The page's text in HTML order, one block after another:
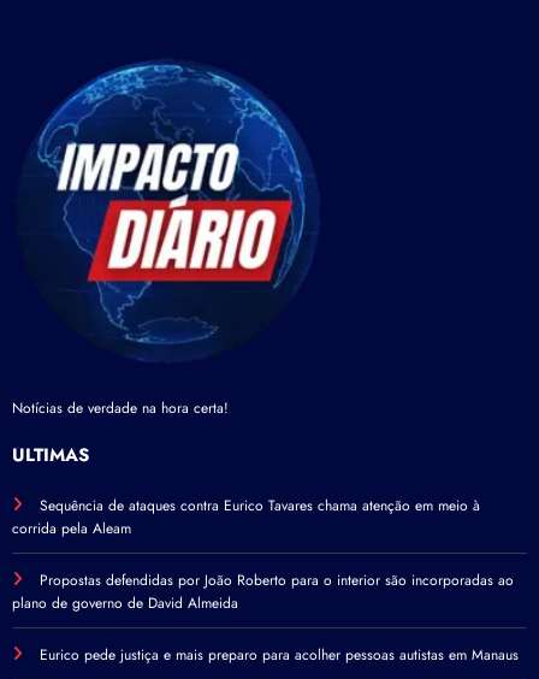
Notícias de verdade na hora certa!
ÚLTIMAS
Sequência de ataques contra Eurico Tavares chama atenção em meio à
corrida pela Aleam
Propostas defendidas por João Roberto para o interior são incorporadas ao
plano de governo de David Almeida
Eurico pede justiça e mais preparo para acolher pessoas autistas em Manaus